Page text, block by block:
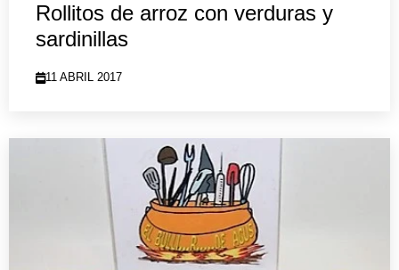
Rollitos de arroz con verduras y
sardinillas
11 ABRIL 2017